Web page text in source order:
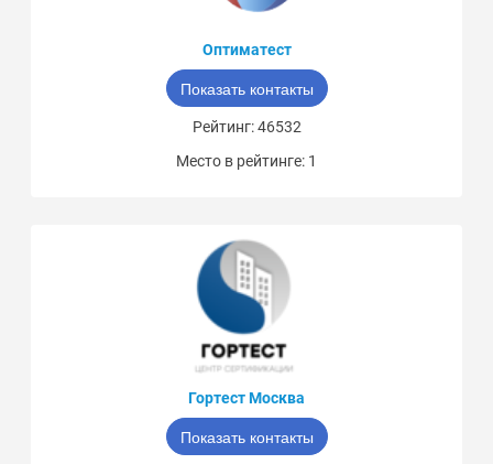
Оптиматест
Показать контакты
Рейтинг: 46532
Место в рейтинге: 1
Гортест Москва
Показать контакты